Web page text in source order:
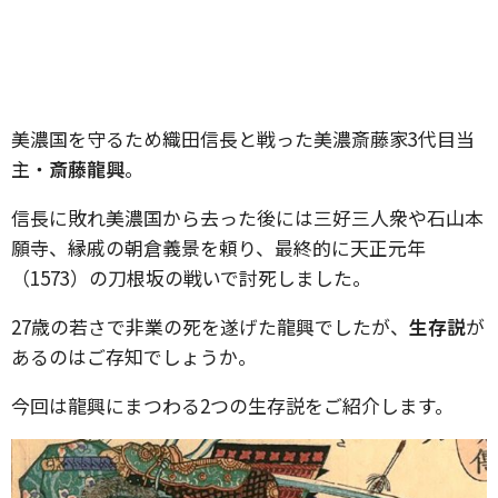
美濃国を守るため織田信長と戦った美濃斎藤家3代目当
主・ 斎藤龍興。
信長に敗れ美濃国から去った後には三好三人衆や石山本
願寺、縁戚の朝倉義景を頼り、最終的に天正元年
（1573）の刀根坂の戦いで討死しました。
27歳の若さで非業の死を遂げた龍興でしたが、 生存説が
あるのはご存知でしょうか。
今回は龍興にまつわる2つの生存説をご紹介します。